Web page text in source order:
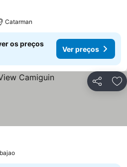
Catarman
os preços
Ver preços
Partilhar